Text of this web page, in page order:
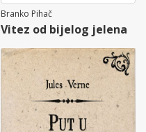
Branko Pihač
Vitez od bijelog jelena